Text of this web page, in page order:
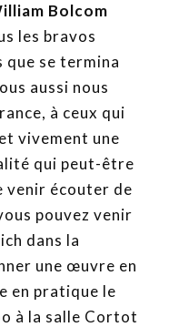
Bolcom
les bravos
se termina
aussi nous
à ceux qui
vivement une
qui peut-être
venir écouter de
pouvez venir
dans la
une œuvre en
en pratique le
à la salle Cortot